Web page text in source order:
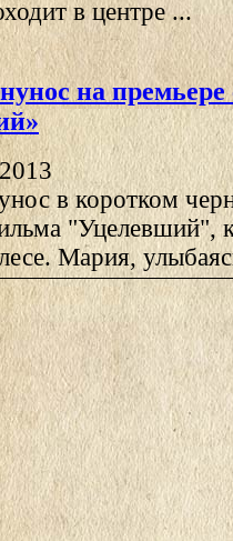
в центре ...
на
в коротком
"Уцелевший",
Мария,